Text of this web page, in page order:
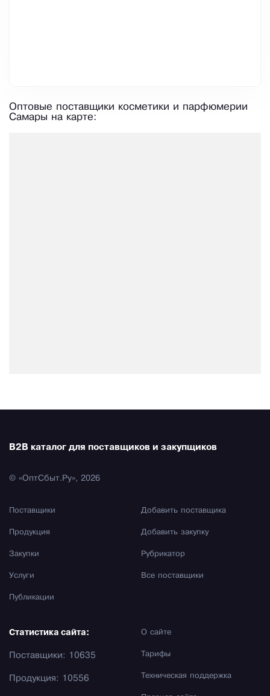
Оптовые поставщики косметики и парфюмерии
Самары на карте:
B2B каталог для поставщиков и закупщиков
© «ОптСбыт.Ру», 2026
Поставщики
Продукция
Закупки
Услуги
Публикации
Добавить поставщика
Добавить закупку
Рубрикатор
Все поставщики
О сайте
Тарифы
Техническая поддержка
Статистика сайта:
Поставщики: 10635
Продукция: 10556